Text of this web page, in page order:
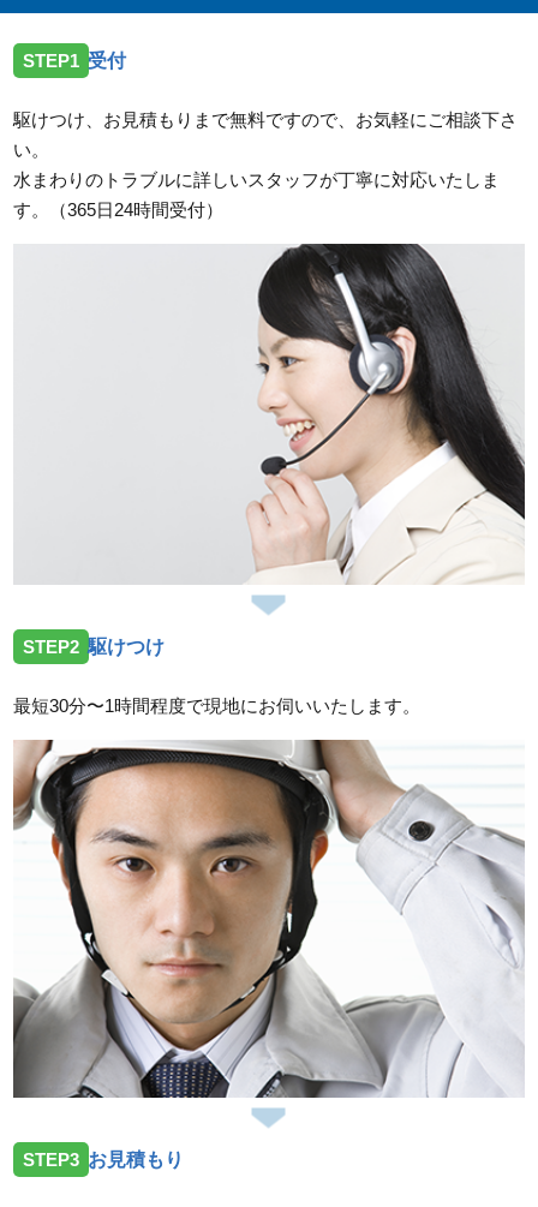
STEP1 受付
駆けつけ、お見積もりまで無料ですので、お気軽にご相談下さ
い。
水まわりのトラブルに詳しいスタッフが丁寧に対応いたしま
す。（365日24時間受付）
STEP2 駆けつけ
最短30分〜1時間程度で現地にお伺いいたします。
STEP3 お見積もり